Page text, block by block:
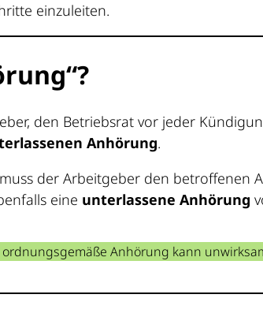
einzuleiten.
den Betriebsrat vor jeder
Anhörung.
der Arbeitgeber den betroffenen
eine unterlassene Anhörung
Anhörung kann